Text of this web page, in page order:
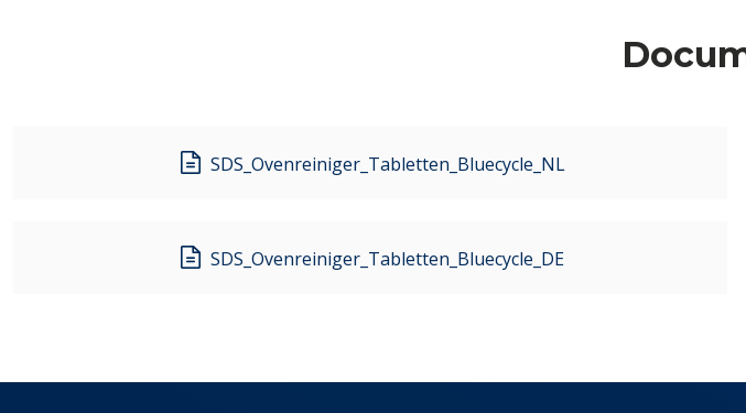
SDS_Ovenreiniger_Tabletten_Bluecycle_NL
SDS_Ovenreiniger_Tabletten_Bluecycle_DE